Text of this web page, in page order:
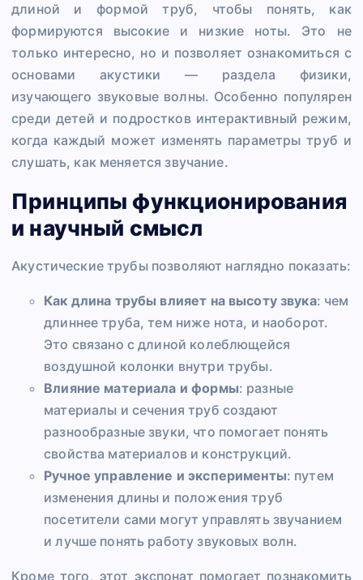
длиной и формой труб, чтобы понять, как
формируются высокие и низкие ноты. Это не
только интересно, но и позволяет ознакомиться с
основами акустики — раздела физики,
изучающего звуковые волны. Особенно популярен
среди детей и подростков интерактивный режим,
когда каждый может изменять параметры труб и
слушать, как меняется звучание.
Принципы функционирования
и научный смысл
Акустические трубы позволяют наглядно показать:
Как длина трубы влияет на высоту звука: чем
длиннее труба, тем ниже нота, и наоборот.
Это связано с длиной колеблющейся
воздушной колонки внутри трубы.
Влияние материала и формы: разные
материалы и сечения труб создают
разнообразные звуки, что помогает понять
свойства материалов и конструкций.
Ручное управление и эксперименты: путем
изменения длины и положения труб
посетители сами могут управлять звучанием
и лучше понять работу звуковых волн.
Кроме того, этот экспонат помогает познакомить